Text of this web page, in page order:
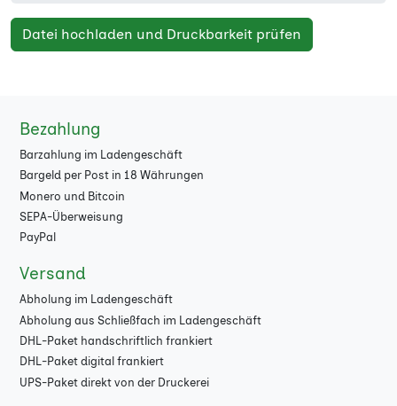
Datei hochladen und Druckbarkeit prüfen
Bezahlung
Barzahlung im Ladengeschäft
Bargeld per Post in 18 Währungen
Monero und Bitcoin
SEPA-Überweisung
PayPal
Versand
Abholung im Ladengeschäft
Abholung aus Schließfach im Ladengeschäft
DHL-Paket handschriftlich frankiert
DHL-Paket digital frankiert
UPS-Paket direkt von der Druckerei